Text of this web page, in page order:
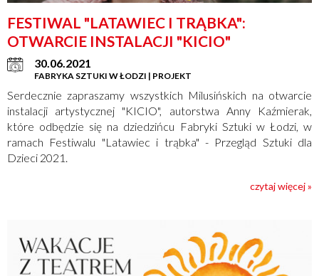
FESTIWAL "LATAWIEC I TRĄBKA":
OTWARCIE INSTALACJI "KICIO"
30.06.2021
FABRYKA SZTUKI W ŁODZI | PROJEKT
Serdecznie zapraszamy wszystkich Milusińskich na otwarcie
instalacji artystycznej "KICIO", autorstwa Anny Kaźmierak,
które odbędzie się na dziedzińcu Fabryki Sztuki w Łodzi, w
ramach Festiwalu "Latawiec i trąbka" - Przegląd Sztuki dla
Dzieci 2021.
czytaj więcej »